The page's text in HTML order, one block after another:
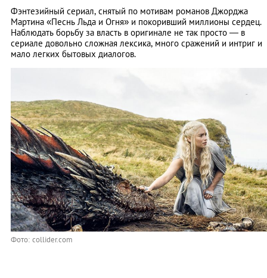
Фэнтезийный сериал, снятый по мотивам романов Джорджа
Мартина «Песнь Льда и Огня» и покоривший миллионы сердец.
Наблюдать борьбу за власть в оригинале не так просто — в
сериале довольно сложная лексика, много сражений и интриг и
мало легких бытовых диалогов.
Фото: collider.com